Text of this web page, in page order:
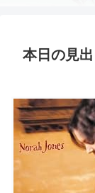
本日の見